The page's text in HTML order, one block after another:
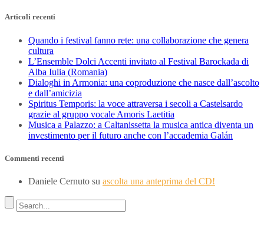
Articoli recenti
Quando i festival fanno rete: una collaborazione che genera
cultura
L’Ensemble Dolci Accenti invitato al Festival Barockada di
Alba Iulia (Romania)
Dialoghi in Armonia: una coproduzione che nasce dall’ascolto
e dall’amicizia
Spiritus Temporis: la voce attraversa i secoli a Castelsardo
grazie al gruppo vocale Amoris Laetitia
Musica a Palazzo: a Caltanissetta la musica antica diventa un
investimento per il futuro anche con l’accademia Galán
Commenti recenti
Daniele Cernuto su ascolta una anteprima del CD!